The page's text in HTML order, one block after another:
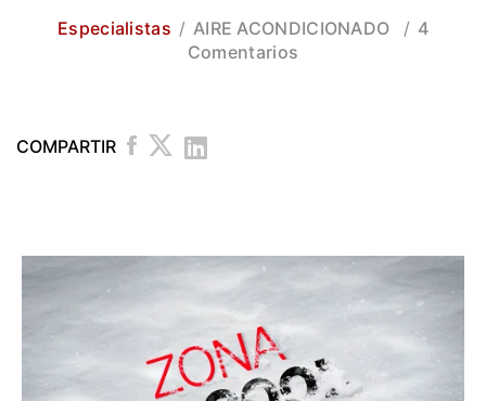
Especialistas AIRE ACONDICIONADO
4
Comentarios
COMPARTIR